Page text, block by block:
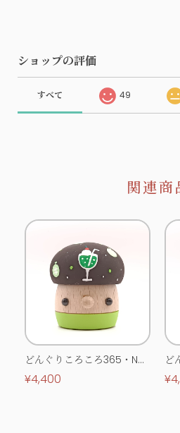
ショップの評価
すべて 49
関連商
どんぐりころころ365・No.
0513
¥4,400
ど